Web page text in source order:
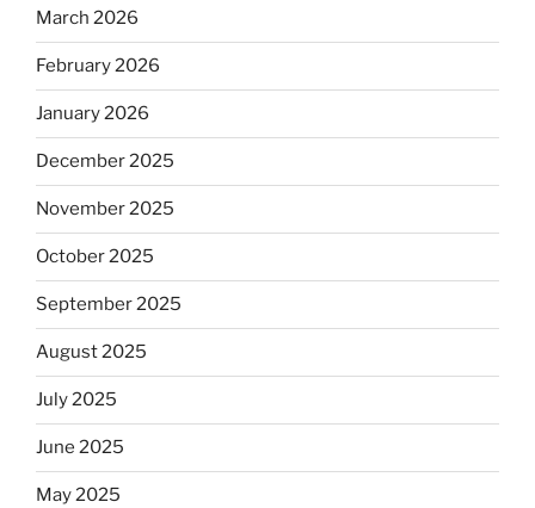
March 2026
February 2026
January 2026
December 2025
November 2025
October 2025
September 2025
August 2025
July 2025
June 2025
May 2025